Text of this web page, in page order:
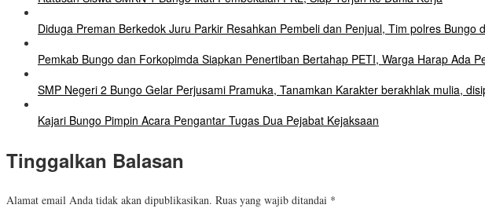
Diduga Preman Berkedok Juru Parkir Resahkan Pembeli dan Penjual, Tim polres Bungo
Pemkab Bungo dan Forkopimda Siapkan Penertiban Bertahap PETI, Warga Harap Ada
SMP Negeri 2 Bungo Gelar Perjusami Pramuka, Tanamkan Karakter berakhlak mulia,
Kajari Bungo Pimpin Acara Pengantar Tugas Dua Pejabat Kejaksaan
Tinggalkan Balasan
Alamat email Anda tidak akan dipublikasikan. Ruas yang wajib ditandai *